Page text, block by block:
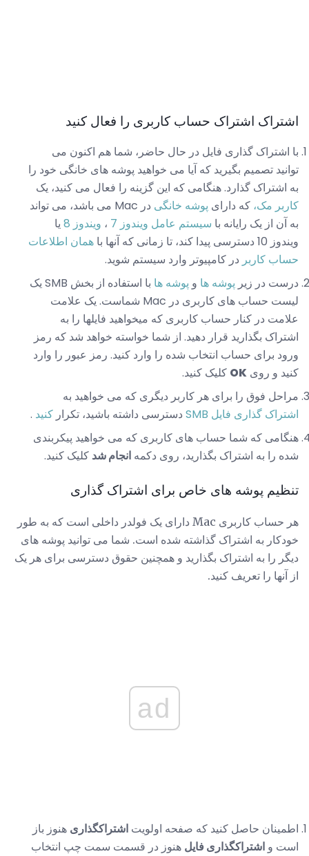
اشتراک اشتراک حساب کاربری را فعال کنید
با اشتراک گذاری فایل در حال حاضر، شما هم اکنون می
توانید تصمیم بگیرید که آیا می خواهید پوشه های خانگی خود را
به اشتراک گذارد. هنگامی که این گزینه را فعال می کنید، یک
کاربر مک، که دارای پوشه خانگی
در Mac می باشد، می تواند
به آن از یک رایانه با سیستم عامل ویندوز 7 ، ویندوز 8
یا
ویندوز 10 دسترسی پیدا کند، تا زمانی که آنها با
همان اطلاعات
حساب کاربر در کامپیوتر وارد سیستم شوید.
درست در زیر پوشه ها و پوشه ها
با استفاده از بخش SMB یک
لیست حساب های کاربری در Mac شماست. یک علامت
علامت در کنار حساب کاربری که میخواهید فایلها را به
اشتراک بگذارید قرار دهید. از شما خواسته خواهد شد که رمز
ورود برای حساب انتخاب شده را وارد کنید. رمز عبور را وارد
کنید و روی OK کلیک کنید.
مراحل فوق را برای هر کاربر دیگری که می خواهید به
اشتراک گذاری فایل SMB
دسترسی داشته باشید، تکرار کنید .
هنگامی که شما حساب های کاربری که می خواهید پیکربندی
شده را به اشتراک بگذارید، روی دکمه انجام شد کلیک کنید.
تنظیم پوشه های خاص برای اشتراک گذاری
هر حساب کاربری Mac دارای یک فولدر داخلی است که به طور
خودکار به اشتراک گذاشته شده است. شما می توانید پوشه های
دیگر را به اشتراک بگذارید و همچنین حقوق دسترسی برای هر یک
از آنها را تعریف کنید.
ad
اطمینان حاصل کنید که صفحه اولویت اشتراکگذاری هنوز باز
است و اشتراکگذاری فایل هنوز در قسمت سمت چپ انتخاب